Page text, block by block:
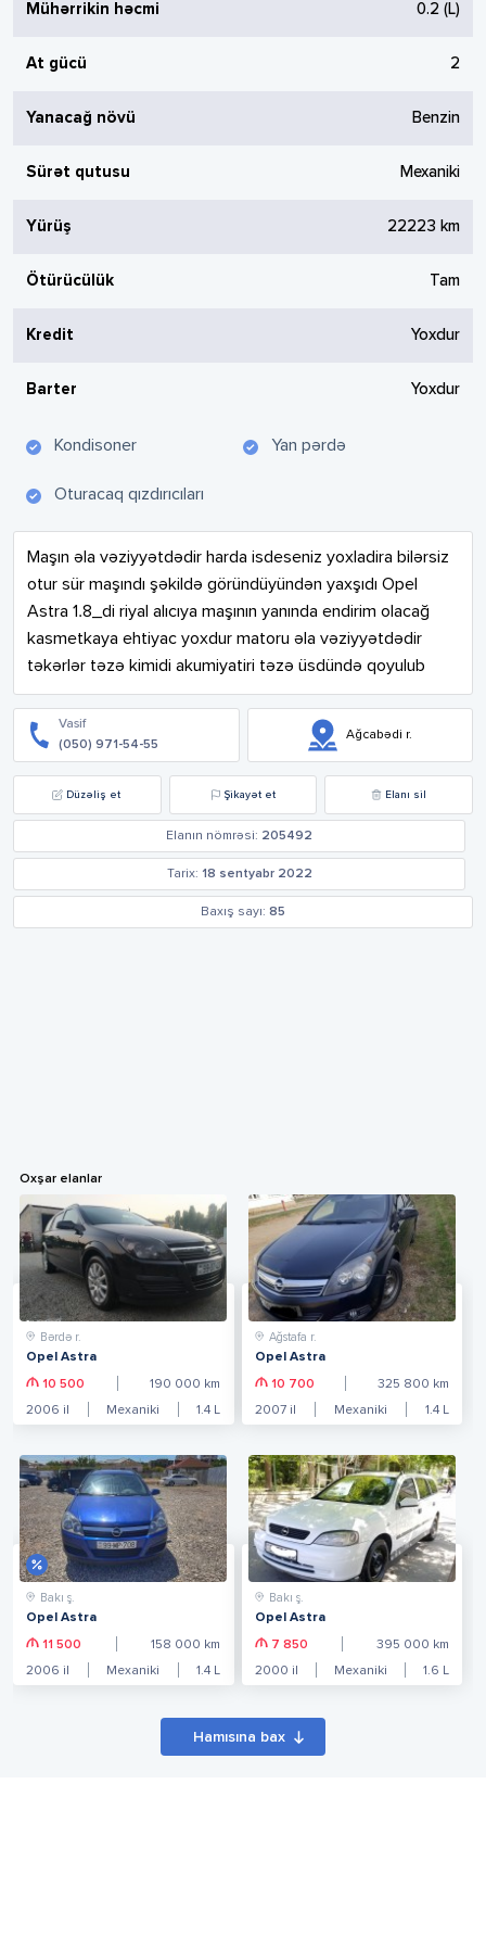
Mühərrikin həcmi 0.2 (L)
At gücü 2
Yanacağ növü Benzin
Sürət qutusu Mexaniki
Yürüş 22223 km
Ötürücülük Tam
Kredit Yoxdur
Barter Yoxdur
Kondisoner Yan pərdə
Oturacaq qızdırıcıları
Maşın əla vəziyyətdədir harda isdeseniz yoxladira bilərsiz
otur sür maşındı şəkildə göründüyündən yaxşıdı Opel
Astra 1.8_di riyal alıcıya maşının yanında endirim olacağ
kasmetkaya ehtiyac yoxdur matoru əla vəziyyətdədir
təkərlər təzə kimidi akumiyatiri təzə üsdündə qoyulub
Vasif
(050) 971-54-55
Ağcabədi r.
Düzəliş et Şikayət et Elanı sil
Elanın nömrəsi: 205492
Tarix: 18 sentyabr 2022
Baxış sayı: 85
Oxşar elanlar
Bərdə r.
Opel Astra
10 500 190 000 km
2006 il Mexaniki 1.4 L
Ağstafa r.
Opel Astra
10 700 325 800 km
2007il Mexaniki 1.4L
Bakı ş.
Opel Astra
11 500 158 000 km
2006 il Mexaniki 1.4 L
Bakı ş.
Opel Astra
7 850 395 000 km
2000 il Mexaniki 1.6 L
Hamısına bax